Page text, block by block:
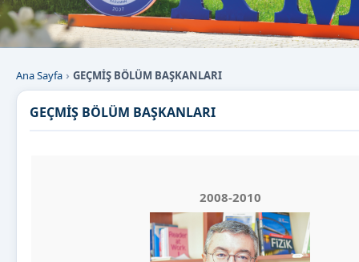
Ana Sayfa GEÇMİŞ BÖLÜM BAŞKANLARI
GEÇMİŞ BÖLÜM BAŞKANLARI
2008-2010